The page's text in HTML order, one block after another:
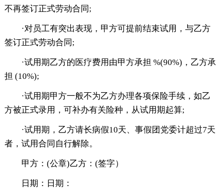
不再签订正式劳动合同;
·对员工有突出表现，甲方可提前结束试用，与乙方
签订正式劳动合同;
·试用期乙方的医疗费用由甲方承担 %(90%)，乙方承
担 (10%);
·试用期甲方一般不为乙方办理各项保险手续，如乙
方被正式录用，可补办有关险种，从试用期起算;
·试用期，乙方请长病假10天、事假团党委计超过7天
者，试用合同自行解除。
甲方：(公章)乙方：(签字）
日期：日期：